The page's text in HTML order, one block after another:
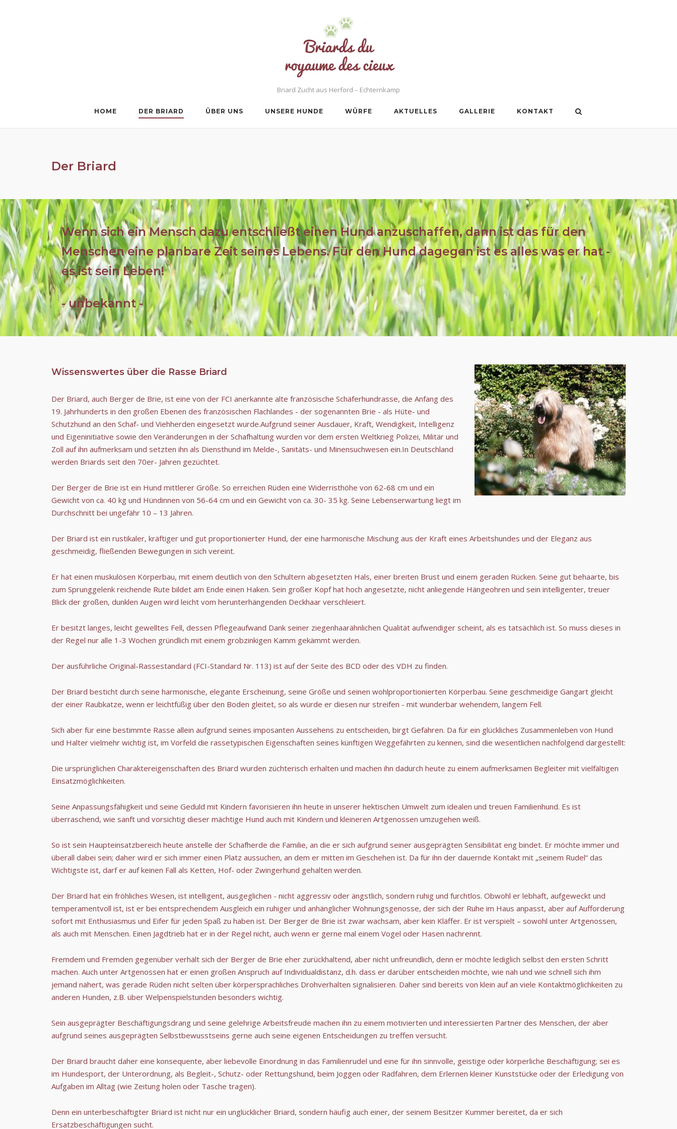
Briard Zucht aus Herford – Echternkamp
HOME DER BRIARD ÜBER UNS UNSERE HUNDE WÜRFE AKTUELLES GALLERIE KONTAKT
Der Briard
Wenn sich ein Mensch dazu entschließt einen Hund anzuschaffen, dann ist das für den
Menschen eine planbare Zeit seines Lebens. Für den Hund dagegen ist es alles was er hat -
es ist sein Leben!
- unbekannt -
Wissenswertes über die Rasse Briard
Der Briard, auch Berger de Brie, ist eine von der FCI anerkannte alte französische Schäferhundrasse, die Anfang des
19. Jahrhunderts in den großen Ebenen des französischen Flachlandes - der sogenannten Brie - als Hüte- und
Schutzhund an den Schaf- und Viehherden eingesetzt wurde.Aufgrund seiner Ausdauer, Kraft, Wendigkeit, Intelligenz
und Eigeninitiative sowie den Veränderungen in der Schafhaltung wurden vor dem ersten Weltkrieg Polizei, Militär und
Zoll auf ihn aufmerksam und setzten ihn als Diensthund im Melde-, Sanitäts- und Minensuchwesen ein.In Deutschland
werden Briards seit den 70er- Jahren gezüchtet.
Der Berger de Brie ist ein Hund mittlerer Größe. So erreichen Rüden eine Widerristhöhe von 62-68 cm und ein
Gewicht von ca. 40 kg und Hündinnen von 56-64 cm und ein Gewicht von ca. 30- 35 kg. Seine Lebenserwartung liegt im
Durchschnitt bei ungefähr 10 – 13 Jahren.
Der Briard ist ein rustikaler, kräftiger und gut proportionierter Hund, der eine harmonische Mischung aus der Kraft eines Arbeitshundes und der Eleganz aus
geschmeidig, fließenden Bewegungen in sich vereint.
Er hat einen muskulösen Körperbau, mit einem deutlich von den Schultern abgesetzten Hals, einer breiten Brust und einem geraden Rücken. Seine gut behaarte, bis
zum Sprunggelenk reichende Rute bildet am Ende einen Haken. Sein großer Kopf hat hoch angesetzte, nicht anliegende Hängeohren und sein intelligenter, treuer
Blick der großen, dunklen Augen wird leicht vom herunterhängenden Deckhaar verschleiert.
Er besitzt langes, leicht gewelltes Fell, dessen Pflegeaufwand Dank seiner ziegenhaarähnlichen Qualität aufwendiger scheint, als es tatsächlich ist. So muss dieses in
der Regel nur alle 1-3 Wochen gründlich mit einem grobzinkigen Kamm gekämmt werden.
Der ausführliche Original-Rassestandard (FCI-Standard Nr. 113) ist auf der Seite des BCD oder des VDH zu finden.
Der Briard besticht durch seine harmonische, elegante Erscheinung, seine Größe und seinen wohlproportionierten Körperbau. Seine geschmeidige Gangart gleicht
der einer Raubkatze, wenn er leichtfüßig über den Boden gleitet, so als würde er diesen nur streifen - mit wunderbar wehendem, langem Fell.
Sich aber für eine bestimmte Rasse allein aufgrund seines imposanten Aussehens zu entscheiden, birgt Gefahren. Da für ein glückliches Zusammenleben von Hund
und Halter vielmehr wichtig ist, im Vorfeld die rassetypischen Eigenschaften seines künftigen Weggefährten zu kennen, sind die wesentlichen nachfolgend dargestellt:
Die ursprünglichen Charaktereigenschaften des Briard wurden züchterisch erhalten und machen ihn dadurch heute zu einem aufmerksamen Begleiter mit vielfältigen
Einsatzmöglichkeiten.
Seine Anpassungsfähigkeit und seine Geduld mit Kindern favorisieren ihn heute in unserer hektischen Umwelt zum idealen und treuen Familienhund. Es ist
überraschend, wie sanft und vorsichtig dieser mächtige Hund auch mit Kindern und kleineren Artgenossen umzugehen weiß.
So ist sein Haupteinsatzbereich heute anstelle der Schafherde die Familie, an die er sich aufgrund seiner ausgeprägten Sensibilität eng bindet. Er möchte immer und
überall dabei sein; daher wird er sich immer einen Platz aussuchen, an dem er mitten im Geschehen ist. Da für ihn der dauernde Kontakt mit „seinem Rudel“ das
Wichtigste ist, darf er auf keinen Fall als Ketten, Hof- oder Zwingerhund gehalten werden.
Der Briard hat ein fröhliches Wesen, ist intelligent, ausgeglichen - nicht aggressiv oder ängstlich, sondern ruhig und furchtlos. Obwohl er lebhaft, aufgeweckt und
temperamentvoll ist, ist er bei entsprechendem Ausgleich ein ruhiger und anhänglicher Wohnungsgenosse, der sich der Ruhe im Haus anpasst, aber auf Aufforderung
sofort mit Enthusiasmus und Eifer für jeden Spaß zu haben ist. Der Berger de Brie ist zwar wachsam, aber kein Kläffer. Er ist verspielt – sowohl unter Artgenossen,
als auch mit Menschen. Einen Jagdtrieb hat er in der Regel nicht, auch wenn er gerne mal einem Vogel oder Hasen nachrennt.
Fremdem und Fremden gegenüber verhält sich der Berger de Brie eher zurückhaltend, aber nicht unfreundlich, denn er möchte lediglich selbst den ersten Schritt
machen. Auch unter Artgenossen hat er einen großen Anspruch auf Individualdistanz, d.h. dass er darüber entscheiden möchte, wie nah und wie schnell sich ihm
jemand nähert, was gerade Rüden nicht selten über körpersprachliches Drohverhalten signalisieren. Daher sind bereits von klein auf an viele Kontaktmöglichkeiten zu
anderen Hunden, z.B. über Welpenspielstunden besonders wichtig.
Sein ausgeprägter Beschäftigungsdrang und seine gelehrige Arbeitsfreude machen ihn zu einem motivierten und interessierten Partner des Menschen, der aber
aufgrund seines ausgeprägten Selbstbewusstseins gerne auch seine eigenen Entscheidungen zu treffen versucht.
Der Briard braucht daher eine konsequente, aber liebevolle Einordnung in das Familienrudel und eine für ihn sinnvolle, geistige oder körperliche Beschäftigung; sei es
im Hundesport, der Unterordnung, als Begleit-, Schutz- oder Rettungshund, beim Joggen oder Radfahren, dem Erlernen kleiner Kunststücke oder der Erledigung von
Aufgaben im Alltag (wie Zeitung holen oder Tasche tragen).
Denn ein unterbeschäftigter Briard ist nicht nur ein unglücklicher Briard, sondern häufig auch einer, der seinem Besitzer Kummer bereitet, da er sich
Ersatzbeschäftigungen sucht.